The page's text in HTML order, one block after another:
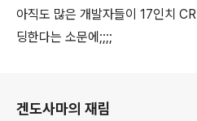
아직도 많은 개발자들이 17인치
딩한다는 소문에;;;;
겐도사마의 재림